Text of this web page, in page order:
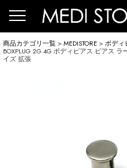
商品カテゴリ一覧 >MEDISTORE >ボディ
BOXPLUG 2G 4G ボディピアス ピアス
イズ 拡張